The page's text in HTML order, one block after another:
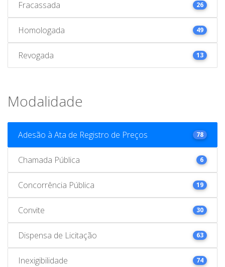
Fracassada 26
Homologada 49
Revogada 13
Modalidade
Adesão à Ata de Registro de Preços 78
Chamada Pública 6
Concorrência Pública 19
Convite 30
Dispensa de Licitação 63
Inexigibilidade 74